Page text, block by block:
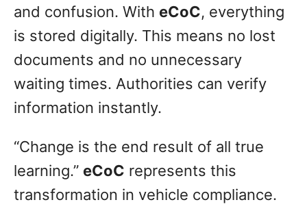
and confusion. With eCoC, everything
is stored digitally. This means no lost
documents and no unnecessary
waiting times. Authorities can verify
information instantly.
“Change is the end result of all true
learning.” eCoC represents this
transformation in vehicle compliance.